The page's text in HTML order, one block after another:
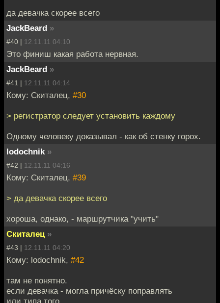
да девачка скорее всего
JackBeard »
#40 | 12.11.11 04:10
Это финиш какая работа нервная.
JackBeard »
#41 | 12.11.11 04:14
Кому: Скиталец, #30
> регистратор следует установить каждому
Одному человеку доказывал - как об стенку горох.
lodochnik »
#42 | 12.11.11 04:16
Кому: Скиталец, #39
> да девачка скорее всего
хороша, однако, - маршрутчика "учить"
Скиталец »
#43 | 12.11.11 04:20
Кому: lodochnik, #42
там не понятно.
если девачка - могла причёску поправлять